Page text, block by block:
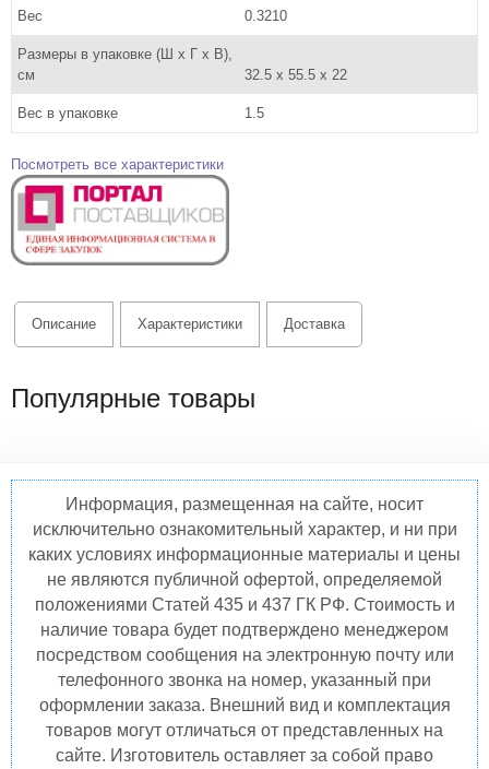
Вес 0.3210
Размеры в упаковке (Ш x Г x В),
см
32.5 x 55.5 x 22
Вес в упаковке 1.5
Посмотреть все характеристики
Описание Характеристики Доставка
Популярные товары
Информация, размещенная на сайте, носит
исключительно ознакомительный характер, и ни при
каких условиях информационные материалы и цены
не являются публичной офертой, определяемой
положениями Статей 435 и 437 ГК РФ. Стоимость и
наличие товара будет подтверждено менеджером
посредством сообщения на электронную почту или
телефонного звонка на номер, указанный при
оформлении заказа. Внешний вид и комплектация
товаров могут отличаться от представленных на
сайте. Изготовитель оставляет за собой право